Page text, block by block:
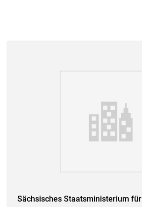
Sächsisches Staatsministerium für